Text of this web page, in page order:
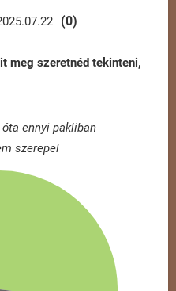
(0)
meg szeretnéd tekinteni,
ennyi pakliban
szerepel